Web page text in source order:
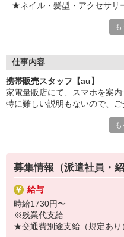
★ネイル・髪型・アクセサリ
でも心配ご無用！
お互いに教え合ったり、フォ
和気あいあいとした人間関係
皆で一緒にステップアップし
【選べるお仕事いろいろ】
▼オフィスワーク
事務、経理、データ入力、
▼工場・製造・軽作業系
機械/食品製造・梱包・仕分
▼美容系
眉毛サロンのアイブロウ・
▼営業・販売
法人営業・アパレル販売・
仕事内容
携帯販売スタッフ【au】
家電量販店にて、スマホを案
特に難しい説明もないので、ご
満足度◎
■携帯やインターネット販売業務
docomo(ドコモ)/au(エーユー)
の大手キャリアから
ワイモバイル(Y!mobille)、楽
広く紹介可能♪
募集情報（派遣社員・
給与
時給1730円〜
※残業代支給
★交通費別途支給（規定あり